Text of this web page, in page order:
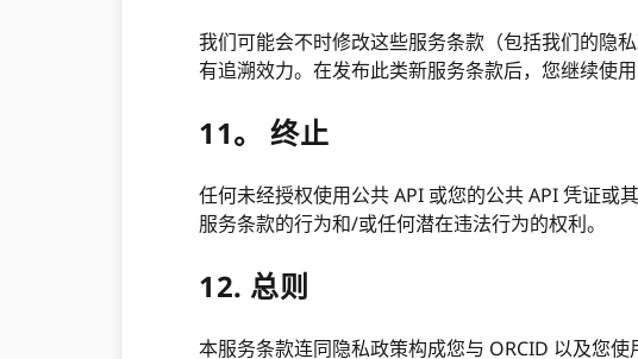
我们可能会不时修改这些服务条款（包括我们的隐
有追溯效力。在发布此类新服务条款后，您继续使
11。 终止
任何未经授权使用公共 API 或您的公共 API 凭证或
服务条款的行为和/或任何潜在违法行为的权利。
12. 总则
本服务条款连同隐私政策构成您与 ORCID 以及您